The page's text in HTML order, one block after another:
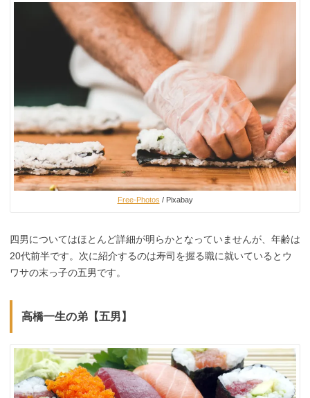
Free-Photos / Pixabay
四男についてはほとんど詳細が明らかとなっていませんが、年齢は
20代前半です。次に紹介するのは寿司を握る職に就いているとウ
ワサの末っ子の五男です。
高橋一生の弟【五男】